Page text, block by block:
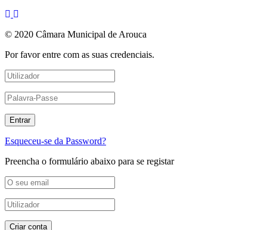
© 2020 Câmara Municipal de Arouca
Por favor entre com as suas credenciais.
Esqueceu-se da Password?
Preencha o formulário abaixo para se registar